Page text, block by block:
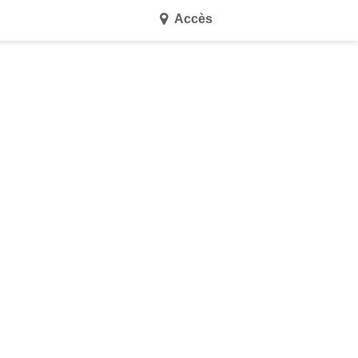
Accès